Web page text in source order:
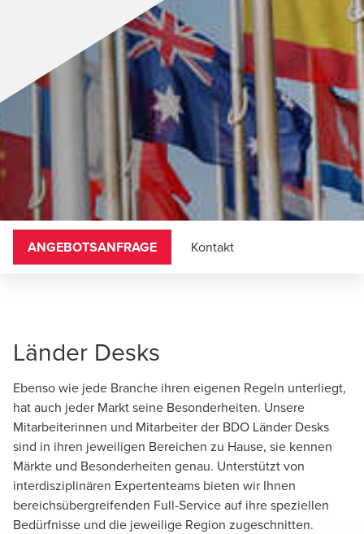
ANGEBOTSANFRAGE Kontakt
Länder Desks
Ebenso wie jede Branche ihren eigenen Regeln unterliegt,
hat auch jeder Markt seine Besonderheiten. Unsere
Mitarbeiterinnen und Mitarbeiter der BDO Länder Desks
sind in ihren jeweiligen Bereichen zu Hause, sie kennen
Märkte und Besonderheiten genau. Unterstützt von
interdisziplinären Expertenteams bieten wir Ihnen
bereichsübergreifenden Full-Service auf ihre speziellen
Bedürfnisse und die jeweilige Region zugeschnitten.